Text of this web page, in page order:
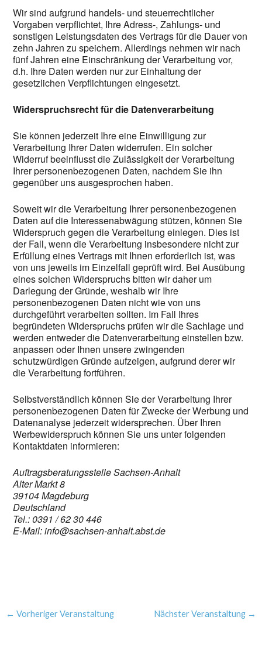
Wir sind aufgrund handels- und steuerrechtlicher
Vorgaben verpflichtet, Ihre Adress-, Zahlungs- und
sonstigen Leistungsdaten des Vertrags für die Dauer von
zehn Jahren zu speichern. Allerdings nehmen wir nach
fünf Jahren eine Einschränkung der Verarbeitung vor,
d.h. Ihre Daten werden nur zur Einhaltung der
gesetzlichen Verpflichtungen eingesetzt.
Widerspruchsrecht für die Datenverarbeitung
Sie können jederzeit Ihre eine Einwilligung zur
Verarbeitung Ihrer Daten widerrufen. Ein solcher
Widerruf beeinflusst die Zulässigkeit der Verarbeitung
Ihrer personenbezogenen Daten, nachdem Sie ihn
gegenüber uns ausgesprochen haben.
Soweit wir die Verarbeitung Ihrer personenbezogenen
Daten auf die Interessenabwägung stützen, können Sie
Widerspruch gegen die Verarbeitung einlegen. Dies ist
der Fall, wenn die Verarbeitung insbesondere nicht zur
Erfüllung eines Vertrags mit Ihnen erforderlich ist, was
von uns jeweils im Einzelfall geprüft wird. Bei Ausübung
eines solchen Widerspruchs bitten wir daher um
Darlegung der Gründe, weshalb wir Ihre
personenbezogenen Daten nicht wie von uns
durchgeführt verarbeiten sollten. Im Fall Ihres
begründeten Widerspruchs prüfen wir die Sachlage und
werden entweder die Datenverarbeitung einstellen bzw.
anpassen oder Ihnen unsere zwingenden
schutzwürdigen Gründe aufzeigen, aufgrund derer wir
die Verarbeitung fortführen.
Selbstverständlich können Sie der Verarbeitung Ihrer
personenbezogenen Daten für Zwecke der Werbung und
Datenanalyse jederzeit widersprechen. Über Ihren
Werbewiderspruch können Sie uns unter folgenden
Kontaktdaten informieren:
Auftragsberatungsstelle Sachsen-Anhalt
Alter Markt 8
39104 Magdeburg
Deutschland
Tel.: 0391 / 62 30 446
E-Mail: info@sachsen-anhalt.abst.de
← Vorheriger Veranstaltung Nächster Veranstaltung →